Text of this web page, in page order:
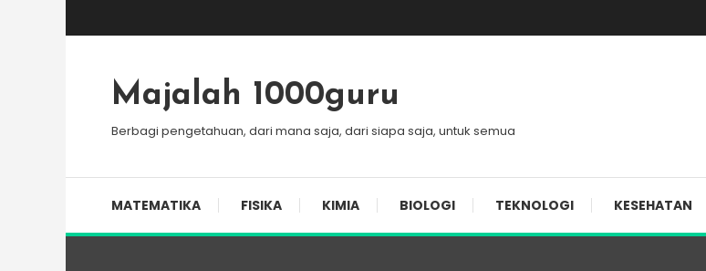
To
Majalah 1000guru
Berbagi pengetahuan, dari mana saja, dari siapa saja, untuk semua
MATEMATIKA FISIKA KIMIA BIOLOGI TEKNOLOGI KESEHATAN